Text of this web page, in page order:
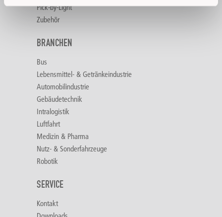
Pick-by-Light
Zubehör
BRANCHEN
Bus
Lebensmittel- & Getränkeindustrie
Automobilindustrie
Gebäudetechnik
Intralogistik
Luftfahrt
Medizin & Pharma
Nutz- & Sonderfahrzeuge
Robotik
SERVICE
Kontakt